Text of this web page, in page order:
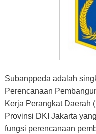
Subanppeda adalah
Perencanaan
Kerja Perangkat Daerah
Provinsi DKI Jakarta
fungsi perencanaan